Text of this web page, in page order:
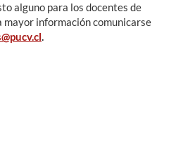
alguno para los docentes de
información comunicarse
.